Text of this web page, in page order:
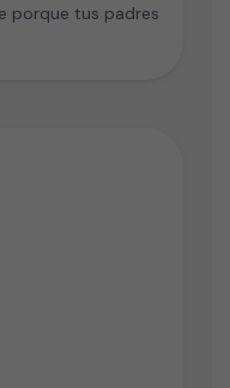
porque tus padres